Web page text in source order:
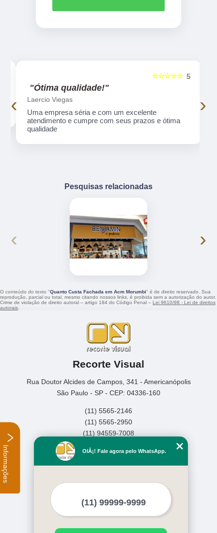
5
☆☆☆☆☆
"Ótima qualidade!"
Laercio Viegas
Uma empresa séria e com um excelente
atendimento e cumpre com seus prazos e ótima
qualidade
‹ ›
Pesquisas relacionadas
‹ ›
O conteúdo do texto "Quanto Custa Fachada em Acm Morumbi" é de direito reservado. Sua
reprodução, parcial ou total, mesmo citando nossos links, é proibida sem a autorização do autor.
Crime de violação de direito autoral – artigo 184 do Código Penal – Lei 9610/98 - Lei de direitos
autorais.
Recorte Visual
Rua Doutor Alcides de Campos, 341 - Americanópolis
São Paulo - SP - CEP: 04336-160
(11) 5565-2146
(11) 5565-2950
(11) 94559-7008
Home
Serviços
Mapa do site
Mais Serviços
OlÃ¡! Fale agora pelo WhatsApp.
Informações